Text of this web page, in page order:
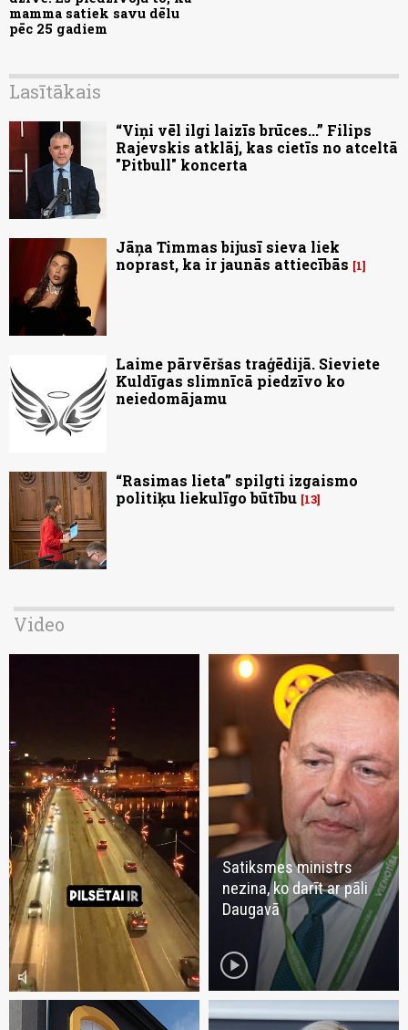
mamma satiek savu dēlu
pēc 25 gadiem
Lasītākais
“Viņi vēl ilgi laizīs brūces...” Filips
Rajevskis atklāj, kas cietīs no atceltā
"Pitbull" koncerta
Jāņa Timmas bijusī sieva liek
noprast, ka ir jaunās attiecībās
1
Laime pārvēršas traģēdijā. Sieviete
Kuldīgas slimnīcā piedzīvo ko
neiedomājamu
“Rasimas lieta” spilgti izgaismo
politiķu liekulīgo būtību 13
Video
volume_mute
Satiksmes ministrs
nezina, ko darīt ar pāli
Daugavā
play_circle